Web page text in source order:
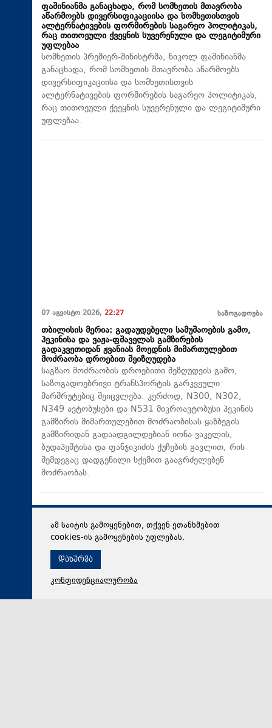
ფაშინიანმა განაცხადა, რომ სომხეთის მთავრობა
აწარმოებს დივერსიფიკაციისა და სომხეთისთვის
ალტერნატივების ფორმირების საგარეო პოლიტიკას,
რაც თითოეული ქვეყნის სუვერენული და ლეგიტიმური
უფლებაა
სომხეთის პრემიერ-მინისტრმა, ნიკოლ ფაშინიანმა
განაცხადა, რომ სომხეთის მთავრობა აწარმოებს
დივერსიფიკაციისა და სომხეთისთვის
ალტერნატივების ფორმირების საგარეო პოლიტიკას,
რაც თითოეული ქვეყნის სუვერენული და ლეგიტიმური
უფლებაა.
07 აგვისტო 2026, 22:27 საზოგადოება
თბილისის მერია: გადაუდებელი სამუშაოების გამო,
პეკინისა და ვაჟა-ფშაველას გამზირების
გადაკვეთიდან ჟვანიას მოედნის მიმართულებით
მოძრაობა დროებით შეიზღუდება
საგზაო მოძრაობის დროებითი შეზღუდვის გამო,
საზოგადოებრივი ტრანსპორტის გარკვეული
მარშრუტებიც შეიცვლება. კერძოდ, N300, N302,
N349 ავტობუსები და N531 მიკროავტობუსი პეკინის
გამზირის მიმართულებით მოძრაობისას ყაზბეგის
გამზირიდან გადაადგილდებიან იონა ვაკელის,
ბუდაპეშტისა და ფანჯიკიძის ქუჩების გავლით, რის
შემდეგაც დადგენილი სქემით გააგრძელებენ
მოძრაობას.
ამ საიტის გამოყენებით, თქვენ ეთანხმებით
cookies-ის გამოყენების უფლებას.
დახურვა
კონფიდენციალურობა